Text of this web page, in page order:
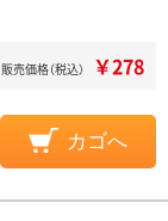
販売価格（税込） ￥278
カゴへ